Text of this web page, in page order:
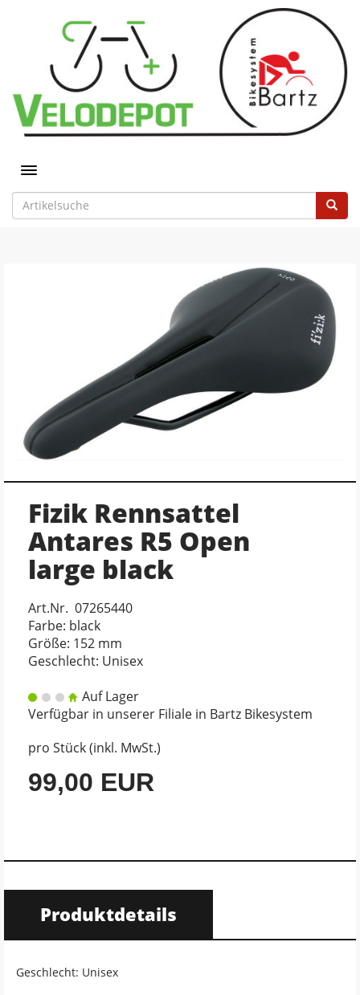
Toggle navigation
Fizik Rennsattel
Antares R5 Open
large black
Art.Nr. 07265440
Farbe: black
Größe: 152 mm
Geschlecht: Unisex
Auf Lager
Verfügbar in unserer Filiale in Bartz Bikesystem
pro Stück (inkl. MwSt.)
99,00 EUR
Produktdetails
Geschlecht: Unisex